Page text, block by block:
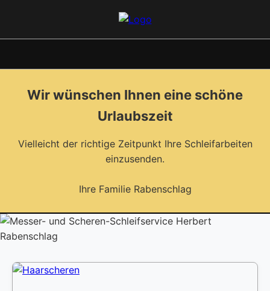
Wir wünschen Ihnen eine schöne
Urlaubszeit
Vielleicht der richtige Zeitpunkt Ihre Schleifarbeiten
einzusenden.
Ihre Familie Rabenschlag